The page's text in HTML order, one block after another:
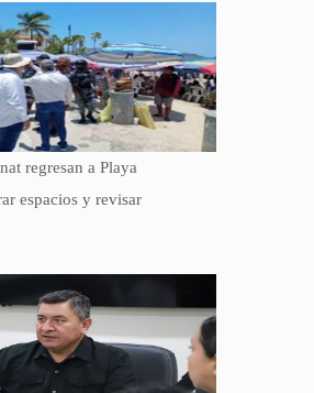
regresan a Playa
espacios y revisar